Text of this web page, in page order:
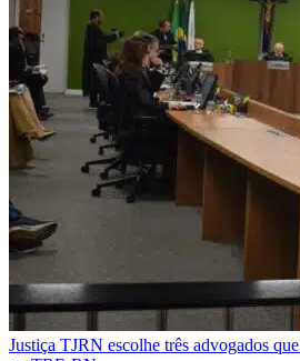
Justiça TJRN escolhe três advogados